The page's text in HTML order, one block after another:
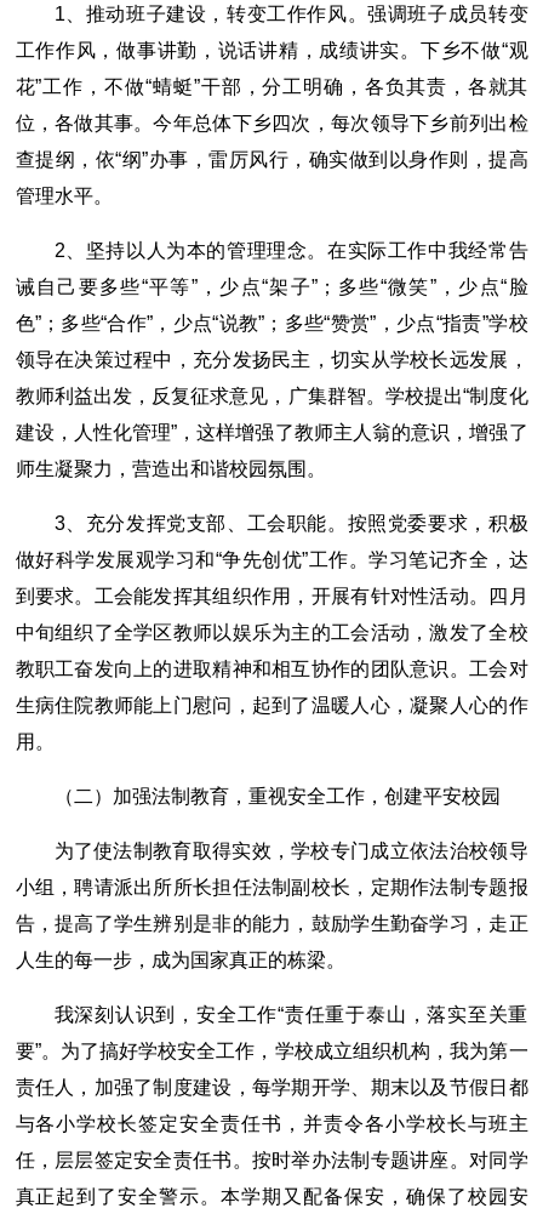
1、推动班子建设，转变工作作风。强调班子成员转变
工作作风，做事讲勤，说话讲精，成绩讲实。下乡不做“观
花”工作，不做“蜻蜓”干部，分工明确，各负其责，各就其
位，各做其事。今年总体下乡四次，每次领导下乡前列出检
查提纲，依“纲”办事，雷厉风行，确实做到以身作则，提高
管理水平。
2、坚持以人为本的管理理念。在实际工作中我经常告
诫自己要多些“平等”，少点“架子”；多些“微笑”，少点“脸
色”；多些“合作”，少点“说教”；多些“赞赏”，少点“指责”学校
领导在决策过程中，充分发扬民主，切实从学校长远发展，
教师利益出发，反复征求意见，广集群智。学校提出“制度化
建设，人性化管理”，这样增强了教师主人翁的意识，增强了
师生凝聚力，营造出和谐校园氛围。
3、充分发挥党支部、工会职能。按照党委要求，积极
做好科学发展观学习和“争先创优”工作。学习笔记齐全，达
到要求。工会能发挥其组织作用，开展有针对性活动。四月
中旬组织了全学区教师以娱乐为主的工会活动，激发了全校
教职工奋发向上的进取精神和相互协作的团队意识。工会对
生病住院教师能上门慰问，起到了温暖人心，凝聚人心的作
用。
（二）加强法制教育，重视安全工作，创建平安校园
为了使法制教育取得实效，学校专门成立依法治校领导
小组，聘请派出所所长担任法制副校长，定期作法制专题报
告，提高了学生辨别是非的能力，鼓励学生勤奋学习，走正
人生的每一步，成为国家真正的栋梁。
我深刻认识到，安全工作“责任重于泰山，落实至关重
要”。为了搞好学校安全工作，学校成立组织机构，我为第一
责任人，加强了制度建设，每学期开学、期末以及节假日都
与各小学校长签定安全责任书，并责令各小学校长与班主
任，层层签定安全责任书。按时举办法制专题讲座。对同学
真正起到了安全警示。本学期又配备保安，确保了校园安